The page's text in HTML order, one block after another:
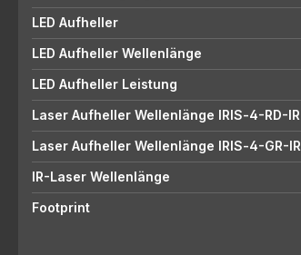
LED Aufheller
LED Aufheller Wellenlänge
LED Aufheller Leistung
Laser Aufheller Wellenlänge IRIS‑4-RD-IR
Laser Aufheller Wellenlänge IRIS‑4-GR-IR
IR-Laser Wellenlänge
Footprint